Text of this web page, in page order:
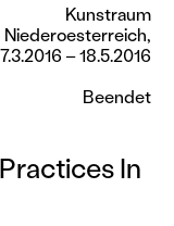
Kunstraum
Niederoesterreich,
– 18.5.2016
Beendet